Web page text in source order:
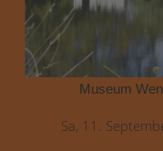
Museum
Sa, 11.